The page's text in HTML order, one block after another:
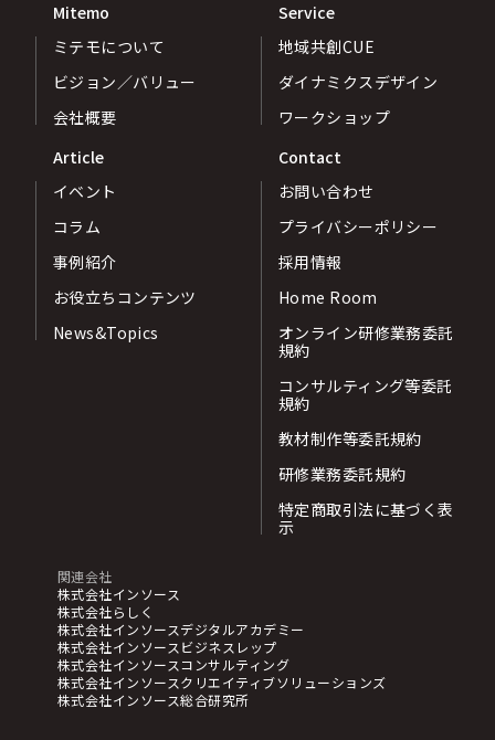
Mitemo
ミテモについて
ビジョン／バリュー
会社概要
Service
地域共創CUE
ダイナミクスデザイン
ワークショップ
Article
イベント
コラム
事例紹介
お役立ちコンテンツ
News&Topics
Contact
お問い合わせ
プライバシーポリシー
採用情報
Home Room
オンライン研修業務委託
規約
コンサルティング等委託
規約
教材制作等委託規約
研修業務委託規約
特定商取引法に基づく表
示
関連会社
株式会社インソース
株式会社らしく
株式会社インソースデジタルアカデミー
株式会社インソースビジネスレップ
株式会社インソースコンサルティング
株式会社インソースクリエイティブソリューションズ
株式会社インソース総合研究所